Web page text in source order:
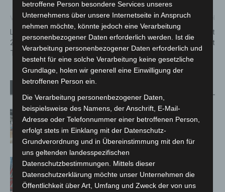
Vorheriger Artikel
Langenhagen singt wieder: Das
2. RUDELSINGEN bringt den
Theatersaal zum Beben
Nächster Artikel
MIMUSE startet in den Herbst
– Vorverkauf eröffnet
Kunst trifft Weingenuss: Barbara-
Susann Mehring zeigt ihre Werke im
Jacques’ Wein-Depot Isernhagen
A2: Zweite Turbobaustelle startet
zwischen Hannover-West und
Bothfeld
betroffene Person besondere Services unseres
Unternehmens über unsere Internetseite in Anspruch
nehmen möchte, könnte jedoch eine Verarbeitung
personenbezogener Daten erforderlich werden. Ist die
Verarbeitung personenbezogener Daten erforderlich und
besteht für eine solche Verarbeitung keine gesetzliche
Grundlage, holen wir generell eine Einwilligung der
betroffenen Person ein.
Die Verarbeitung personenbezogener Daten,
beispielsweise des Namens, der Anschrift, E-Mail-
Adresse oder Telefonnummer einer betroffenen Person,
erfolgt stets im Einklang mit der Datenschutz-
Grundverordnung und in Übereinstimmung mit den für
uns geltenden landesspezifischen
Datenschutzbestimmungen. Mittels dieser
Datenschutzerklärung möchte unser Unternehmen die
Öffentlichkeit über Art, Umfang und Zweck der von uns